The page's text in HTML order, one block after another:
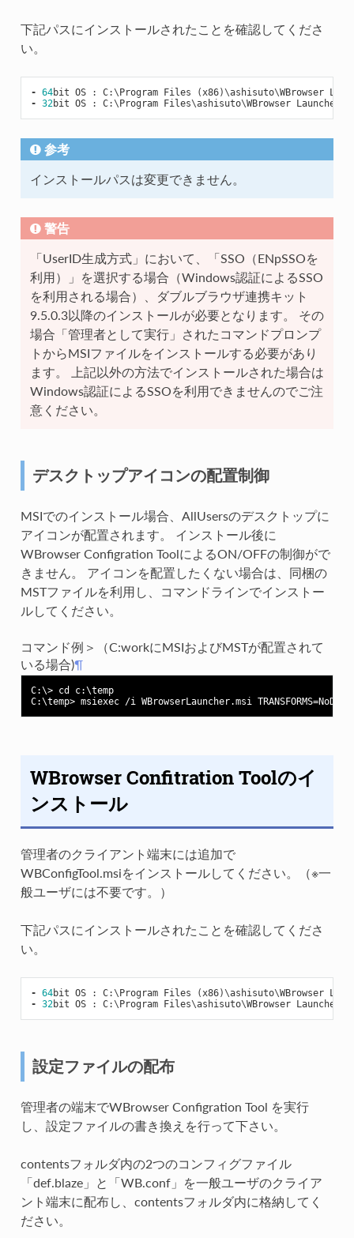
下記パスにインストールされたことを確認してくださ
い。
- 64bit OS : C:\Program Files ( x86)\ashisuto\WBrowser
- 32bit OS : C:\Program Files\ashisuto\WBrowser Launcher
参考
インストールパスは変更できません。
警告
「UserID生成方式」において、「SSO（ENpSSOを
利用）」を選択する場合（Windows認証によるSSO
を利用される場合）、ダブルブラウザ連携キット
9.5.0.3以降のインストールが必要となります。 その
場合「管理者として実行」されたコマンドプロンプ
トからMSIファイルをインストールする必要があり
ます。 上記以外の方法でインストールされた場合は
Windows認証によるSSOを利用できませんのでご注
意ください。
デスクトップアイコンの配置制御
MSIでのインストール場合、AllUsersのデスクトップに
アイコンが配置されます。 インストール後に
WBrowser Configration ToolによるON/OFFの制御がで
きません。 アイコンを配置したくない場合は、同梱の
MSTファイルを利用し、コマンドラインでインストー
ルしてください。
コマンド例＞（C:workにMSIおよびMSTが配置されて
いる場合)¶
C:\> cd c:\temp
WBrowser Confitration Toolのイ
ンストール
管理者のクライアント端末には追加で
WBConfigTool.msiをインストールしてください。（※一
般ユーザには不要です。）
下記パスにインストールされたことを確認してくださ
い。
- 64bit OS : C:\Program Files ( x86)\ashisuto\WBrowser
- 32bit OS : C:\Program Files\ashisuto\WBrowser Launcher
設定ファイルの配布
管理者の端末でWBrowser Configration Tool を実行
し、設定ファイルの書き換えを行って下さい。
contentsフォルダ内の2つのコンフィグファイル
「def.blaze」と「WB.conf」を一般ユーザのクライア
ント端末に配布し、contentsフォルダ内に格納してく
ださい。